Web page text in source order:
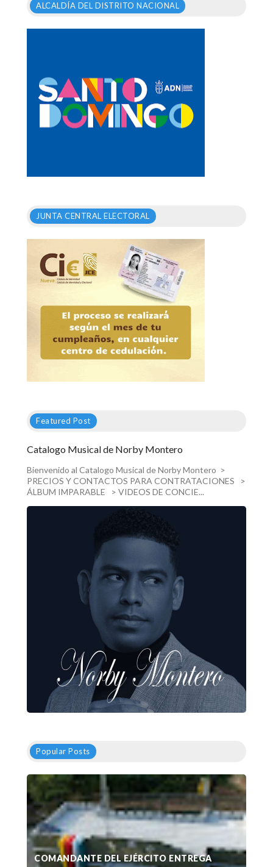
ALCALDÍA DEL DISTRITO NACIONAL
JUNTA CENTRAL ELECTORAL
Featured Post
Catalogo Musical de Norby Montero
Bienvenido al Catalogo Musical de Norby Montero >
PRECIOS Y CONTACTOS PARA CONTRATACIONES >
ÁLBUM IMPARABLE > VIDEOS DE CONCIE...
Popular Posts
COMANDANTE DEL EJÉRCITO ENTREGA